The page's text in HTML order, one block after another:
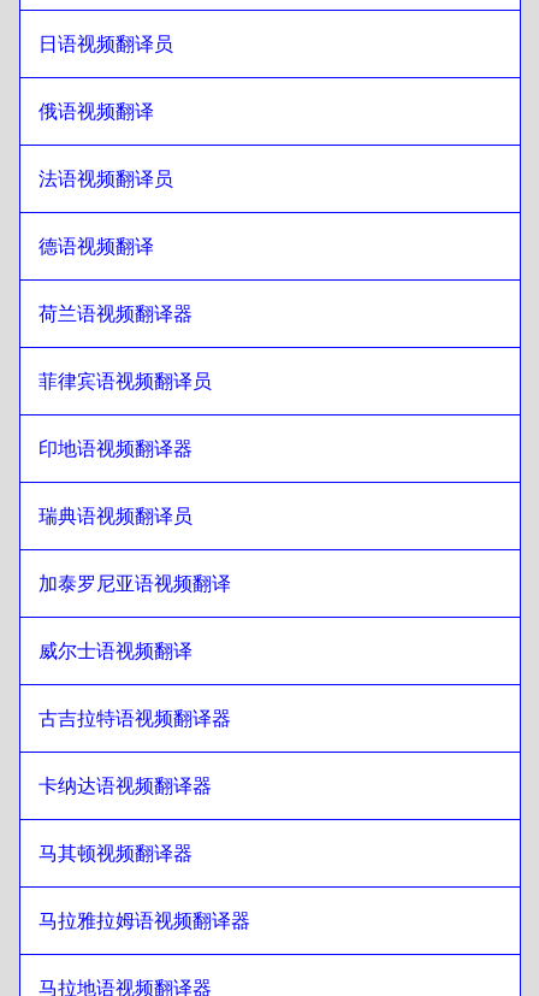
日语至希伯来语
希伯来语至卡塔尔阿拉伯语
卡塔尔阿拉伯语至
沙特阿拉伯语至
希伯来语至乌兹别克语
乌兹别克语至 希伯来语
希伯来语至阿根廷西班牙语语
希伯来语至塞尔维亚语
塞尔维亚语至希伯来语
希伯来语至柬埔寨高棉语
柬埔寨高棉语至希伯来语
希伯来语至新加坡英语/泰米尔语
新加坡英语/泰米尔语至希伯来语
爱尔兰英语/爱尔兰语 至
希伯来语至瑞士法语/德语
希伯来语至蒙古语
蒙古语至希伯来语
日语视频翻译员
俄语视频翻译
法语视频翻译员
德语视频翻译
荷兰语视频翻译器
菲律宾语视频翻译员
印地语视频翻译器
瑞典语视频翻译员
加泰罗尼亚语视频翻译
威尔士语视频翻译
古吉拉特语视频翻译器
卡纳达语视频翻译器
马其顿视频翻译器
马拉雅拉姆语视频翻译器
马拉地语视频翻译器